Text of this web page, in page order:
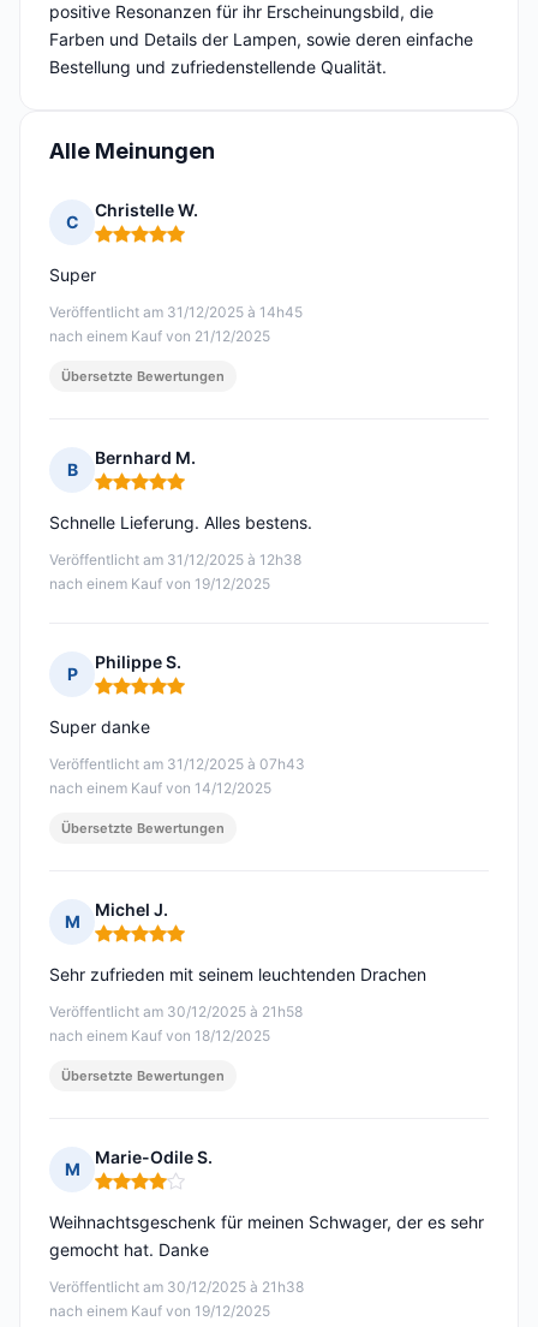
positive Resonanzen für ihr Erscheinungsbild, die
Farben und Details der Lampen, sowie deren einfache
Bestellung und zufriedenstellende Qualität.
Alle Meinungen
C
Christelle W.
Hinweis: 5 von 5
Veröffentlicht am 31/12/2025 à 14h45
nach einem Kauf von 21/12/2025
Super
Übersetzte Bewertungen
B
Bernhard M.
Hinweis: 5 von 5
Veröffentlicht am 31/12/2025 à 12h38
nach einem Kauf von 19/12/2025
Schnelle Lieferung. Alles bestens.
P
Philippe S.
Hinweis: 5 von 5
Veröffentlicht am 31/12/2025 à 07h43
nach einem Kauf von 14/12/2025
Super danke
Übersetzte Bewertungen
M
Michel J.
Hinweis: 5 von 5
Veröffentlicht am 30/12/2025 à 21h58
nach einem Kauf von 18/12/2025
Sehr zufrieden mit seinem leuchtenden Drachen
Übersetzte Bewertungen
M
Marie-Odile S.
Hinweis: 4 von 5
Veröffentlicht am 30/12/2025 à 21h38
nach einem Kauf von 19/12/2025
Weihnachtsgeschenk für meinen Schwager, der es sehr
gemocht hat. Danke